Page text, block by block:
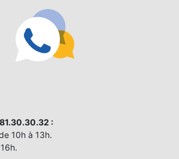
:
10h à 13h.